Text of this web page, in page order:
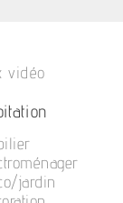
vidéo
jardin